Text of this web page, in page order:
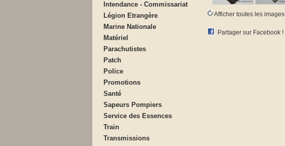
Intendance - Commissariat
Légion Etrangère
Marine Nationale
Matériel
Parachutistes
Patch
Police
Promotions
Santé
Sapeurs Pompiers
Service des Essences
Train
Transmissions
Afficher toutes les images
Partager sur Facebook !